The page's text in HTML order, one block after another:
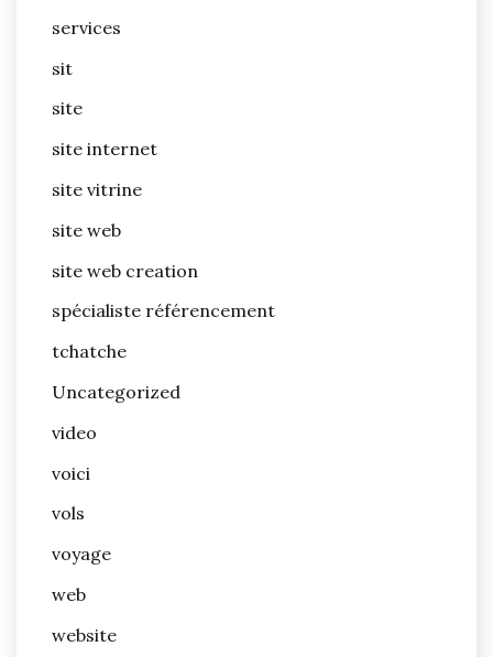
services
sit
site
site internet
site vitrine
site web
site web creation
spécialiste référencement
tchatche
Uncategorized
video
voici
vols
voyage
web
website